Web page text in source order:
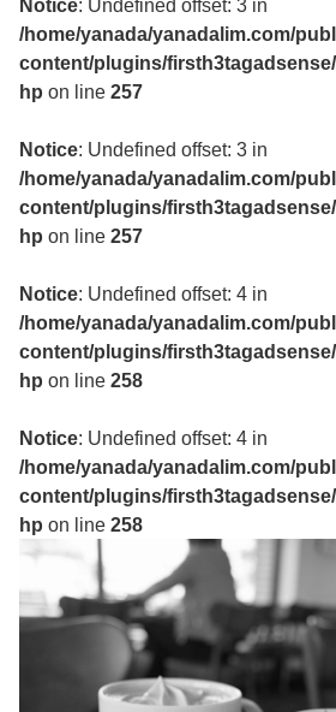
Notice: Undefined offset: 3 in
/home/yanada/yanadalim.com/
content/plugins/
hp on line257
Notice: Undefined offset: 3 in
/home/yanada/yanadalim.com/
content/plugins/
hp on line257
Notice: Undefined offset: 4 in
/home/yanada/yanadalim.com/
content/plugins/
hp on line258
Notice: Undefined offset: 4 in
/home/yanada/yanadalim.com/
content/plugins/
hp on line258